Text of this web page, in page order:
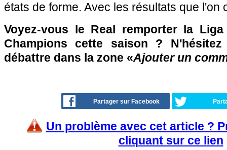
états de forme. Avec les résultats que l'on
Voyez-vous le Real remporter la
Champions cette saison ?
débattre dans la zone «Ajouter un
Partager sur Facebook
Un problème avec cet article ?
cliquant sur ce lien